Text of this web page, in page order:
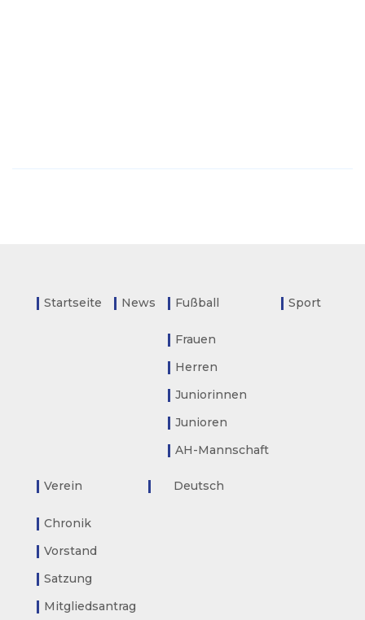
Startseite News Fußball
Frauen
Herren
Juniorinnen
Junioren
AH-Mannschaft
Sport
Verein
Chronik
Vorstand
Satzung
Mitgliedsantrag
Deutsch